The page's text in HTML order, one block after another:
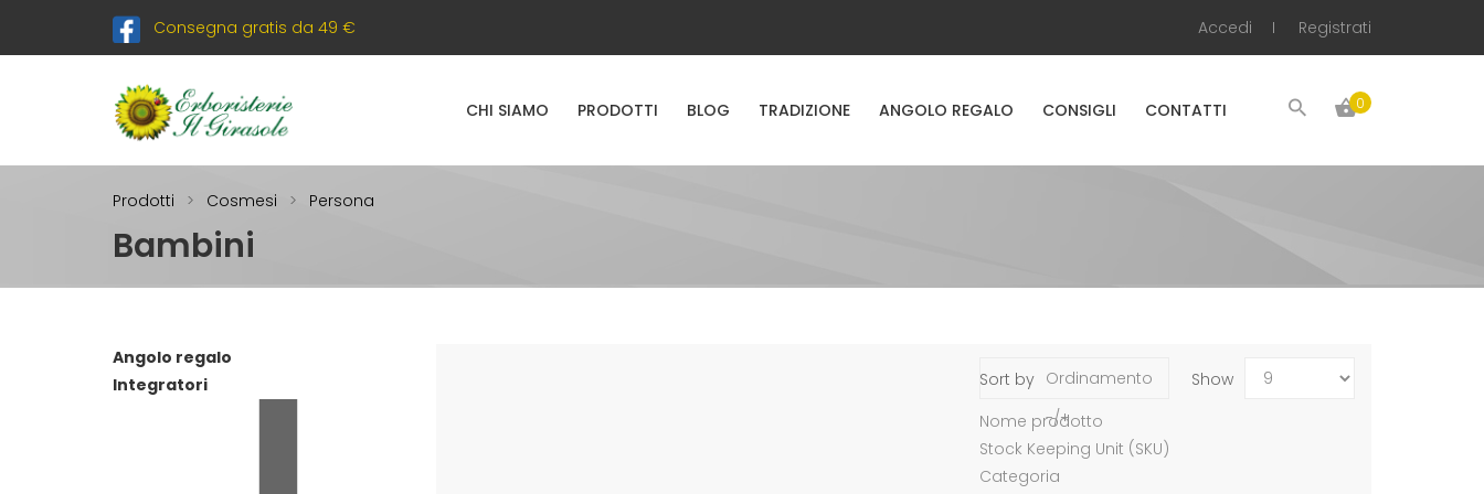
Consegna gratis da 49 € Accedi Registrati
0
CHI SIAMO PRODOTTI BLOG TRADIZIONE ANGOLO REGALO CONSIGLI CONTATTI
Prodotti Cosmesi Persona
Bambini
Angolo regalo
Integratori
Show
Sort by Ordinamento
-/+
Nome prodotto
Stock Keeping Unit (SKU)
Categoria